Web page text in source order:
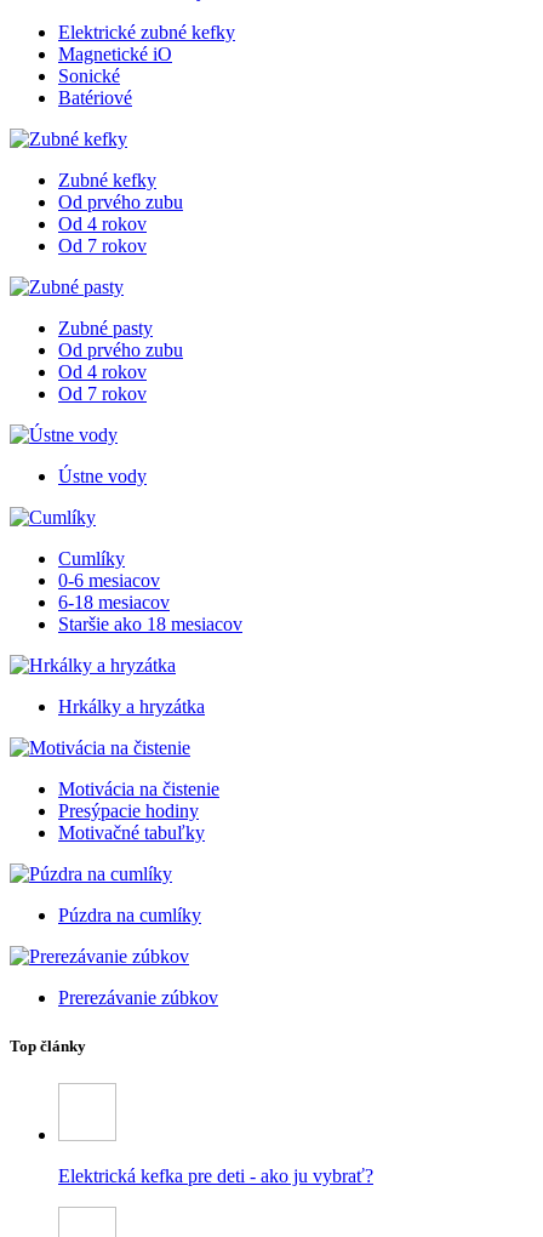
Elektrické zubné kefky
Magnetické iO
Sonické
Batériové
Zubné kefky
Od prvého zubu
Od 4 rokov
Od 7 rokov
Zubné pasty
Od prvého zubu
Od 4 rokov
Od 7 rokov
Ústne vody
Cumlíky
0-6 mesiacov
6-18 mesiacov
Staršie ako 18 mesiacov
Hrkálky a hryzátka
Motivácia na čistenie
Presýpacie hodiny
Motivačné tabuľky
Púzdra na cumlíky
Prerezávanie zúbkov
Top články
Elektrická kefka pre deti - ako ju vybrať?